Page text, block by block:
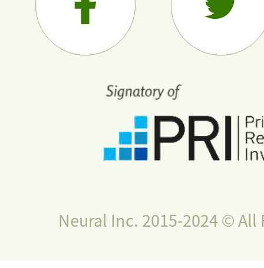
Neural Inc. 2015-2024 © All